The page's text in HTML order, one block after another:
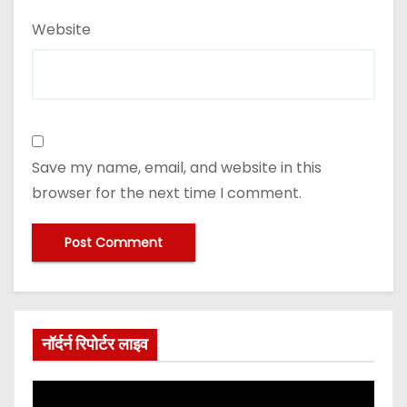
Website
Save my name, email, and website in this
browser for the next time I comment.
नॉर्दर्न रिपोर्टर लाइव